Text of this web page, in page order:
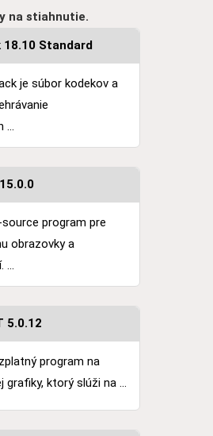
na stiahnutie.
18.10 Standard
je súbor kodekov a
...
program pre
obrazovky a
...
5.0.12
program na
grafiky, ktorý slúži na ...